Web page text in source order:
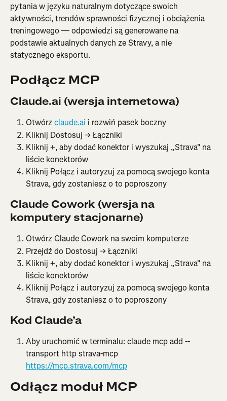
pytania w języku naturalnym dotyczące swoich
aktywności, trendów sprawności fizycznej i obciążenia
treningowego — odpowiedzi są generowane na
podstawie aktualnych danych ze Stravy, a nie
statycznego eksportu.
Podłącz MCP
Claude.ai (wersja internetowa)
Otwórz claude.ai i rozwiń pasek boczny
Kliknij Dostosuj → Łączniki
Kliknij +, aby dodać konektor i wyszukaj „Strava" na
liście konektorów
Kliknij Połącz i autoryzuj za pomocą swojego konta
Strava, gdy zostaniesz o to poproszony
Claude Cowork (wersja na
komputery stacjonarne)
Otwórz Claude Cowork na swoim komputerze
Przejdź do Dostosuj → Łączniki
Kliknij +, aby dodać konektor i wyszukaj „Strava" na
liście konektorów
Kliknij Połącz i autoryzuj za pomocą swojego konta
Strava, gdy zostaniesz o to poproszony
Kod Claude’a
Aby uruchomić w terminalu: claude mcp add --
transport http strava-mcp
https://mcp.strava.com/mcp
Odłącz moduł MCP